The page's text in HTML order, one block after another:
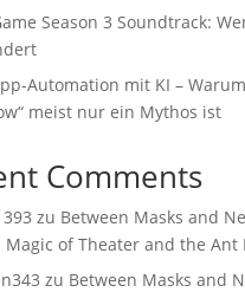
Season 3 Soundtrack:
Automation mit KI –
meist nur ein Mythos ist
Comments
zu Between Masks and
of Theater and the Ant
zu Between Masks and